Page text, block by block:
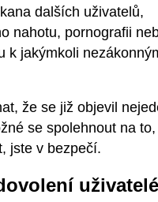
dalších uživatelů,
nahotu, pornografii
k jakýmkoli
že se již objevil
se spolehnout na
jste v bezpečí.
uživatelé